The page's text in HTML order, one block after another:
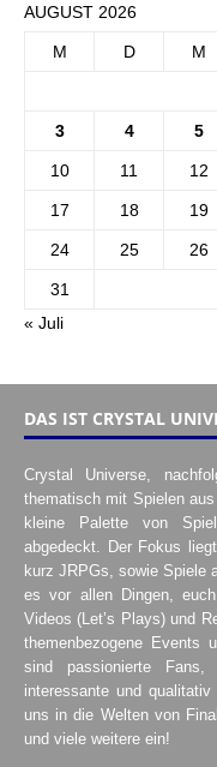
AUGUST 2026
M D M
3 4 5
10 11 12
17 18 19
24 25 26
31
« Juli
DAS IST CRYSTAL
Crystal Universe,
thematisch mit Spielen
kleine Palette von
abgedeckt. Der Fokus
kurz JRPGs, sowie Spiele
es vor allen Dingen,
Videos (Let’s Plays) und
themenbezogene Events
sind passionierte
interessante und
uns in die Welten von
und viele weitere ein!